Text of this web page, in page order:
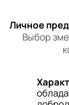
Личное
Выбор